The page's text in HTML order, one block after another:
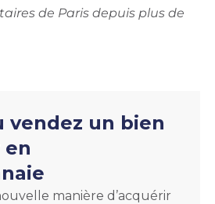
de Paris depuis plus de
vendez un bien
manière d’acquérir